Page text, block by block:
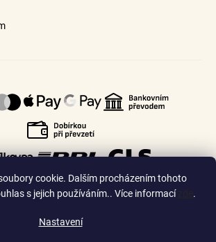
cookie. Dalším procházením tohoto
s jejich používáním.. Více informací
.
Nastavení
Česko🇸🇰